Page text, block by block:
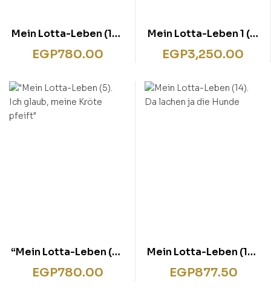
Mein Lotta-Leben (12).
Eine Natter macht die
Flatter
EGP780.00
Mein Lotta-Leben 1 (1-
5)
EGP3,250.00
“Mein Lotta-Leben (5).
Ich glaub, meine Kröte
pfeift”
EGP780.00
Mein Lotta-Leben (14).
Da lachen ja die Hunde
EGP877.50